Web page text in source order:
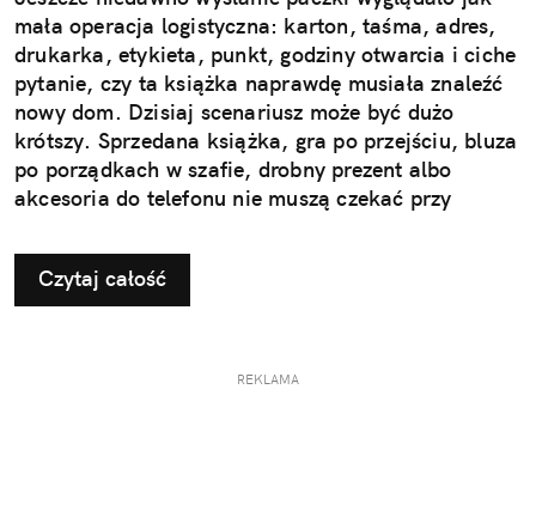
mała operacja logistyczna: karton, taśma, adres,
drukarka, etykieta, punkt, godziny otwarcia i ciche
pytanie, czy ta książka naprawdę musiała znaleźć
nowy dom. Dzisiaj scenariusz może być dużo
krótszy. Sprzedana książka, gra po przejściu, bluza
po porządkach w szafie, drobny prezent albo
akcesoria do telefonu nie muszą czekać przy
Mobile, dobrze zapakowana paczka i najbliższy
automat Paczkomat®.
Czytaj całość
REKLAMA